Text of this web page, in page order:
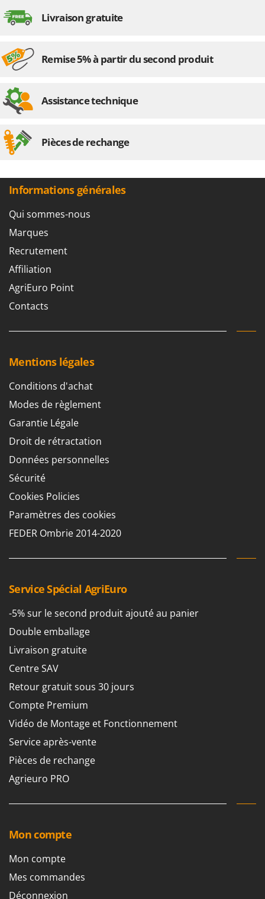
Z
ZGrills
Zomax
Livraison gratuite
Remise 5% à partir du second produit
Assistance technique
Pièces de rechange
Informations générales
Qui sommes-nous
Marques
Recrutement
Affiliation
AgriEuro Point
Contacts
Mentions légales
Conditions d'achat
Modes de règlement
Garantie Légale
Droit de rétractation
Données personnelles
Sécurité
Cookies Policies
Paramètres des cookies
FEDER Ombrie 2014-2020
Service Spécial AgriEuro
-5% sur le second produit ajouté au panier
Double emballage
Livraison gratuite
Centre SAV
Retour gratuit sous 30 jours
Compte Premium
Vidéo de Montage et Fonctionnement
Service après-vente
Pièces de rechange
Agrieuro PRO
Mon compte
Mon compte
Mes commandes
Déconnexion